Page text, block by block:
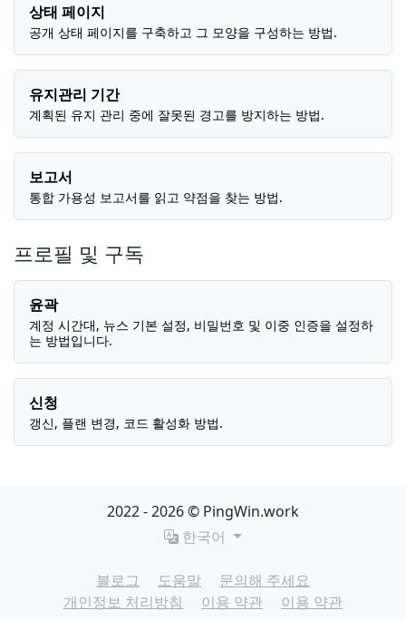
상태 페이지
공개 상태 페이지를 구축하고 그 모양을 구성하는 방법.
유지관리 기간
계획된 유지 관리 중에 잘못된 경고를 방지하는 방법.
보고서
통합 가용성 보고서를 읽고 약점을 찾는 방법.
프로필 및 구독
윤곽
계정 시간대, 뉴스 기본 설정, 비밀번호 및 이중 인증을 설정하
는 방법입니다.
신청
갱신, 플랜 변경, 코드 활성화 방법.
2022 - 2026 © PingWin.work
한국어
블로그 도움말
문의해 주세요
개인정보 처리방침
이용 약관 이용 약관